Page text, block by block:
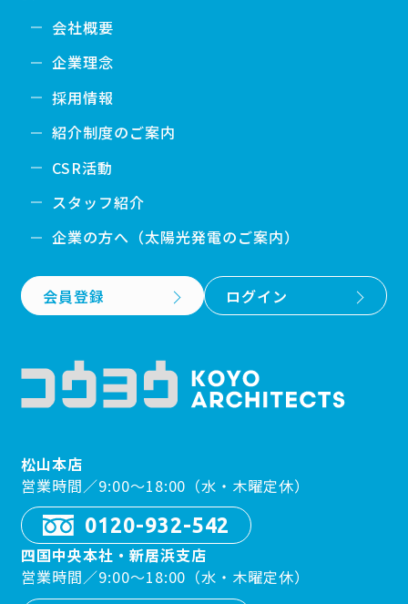
会社概要
企業理念
採用情報
紹介制度のご案内
CSR活動
スタッフ紹介
企業の方へ（太陽光発電のご案内）
会員登録 ログイン
松山本店
営業時間／9:00〜18:00（水・木曜定休）
0120-932-542
四国中央本社・新居浜支店
営業時間／9:00〜18:00（水・木曜定休）